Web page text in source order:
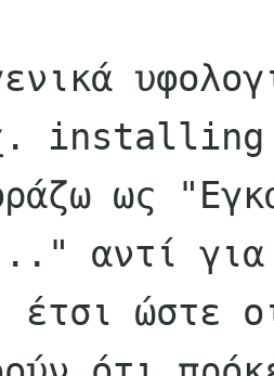
installing
ως
αντί για
έτσι ώστε